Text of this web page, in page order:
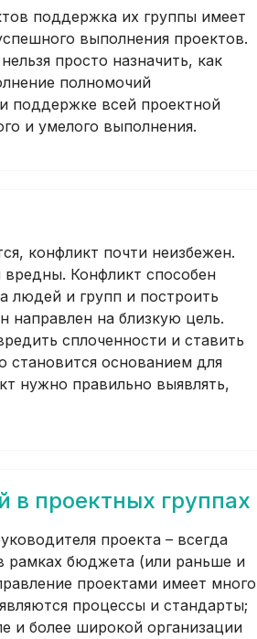
поддержка их группы имеет
выполнения проектов.
просто назначить, как
полномочий
поддержке всей проектной
и умелого выполнения.
конфликт почти неизбежен.
Конфликт способен
людей и групп и построить
направлен на близкую цель.
сплоченности и ставить
становится основанием для
нужно правильно выявлять,
проектных группах
проекта – всегда
рамках бюджета (или раньше и
проектами имеет много
процессы и стандарты;
и более широкой организации